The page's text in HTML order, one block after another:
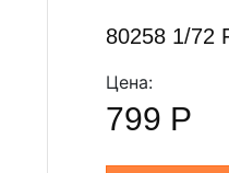
80258 1/72
Цена:
799 Р